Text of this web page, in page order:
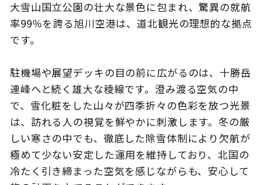
このサイトについて 観光資料
動画ライブラリー フォトライブラリー
お問い合わせ
Languages
大雪山国立公園の壮大な景色に包まれ、驚異の就航
率99％を誇る旭川空港は、道北観光の理想的な拠点
です。
駐機場や展望デッキの目の前に広がるのは、十勝岳
連峰へと続く雄大な稜線です。澄み渡る空気の中
で、雪化粧をした山々が四季折々の色彩を放つ光景
は、訪れる人の視覚を鮮やかに刺激します。冬の厳
しい寒さの中でも、徹底した除雪体制により欠航が
極めて少ない安定した運用を維持しており、北国の
冷たく引き締まった空気を感じながらも、安心して